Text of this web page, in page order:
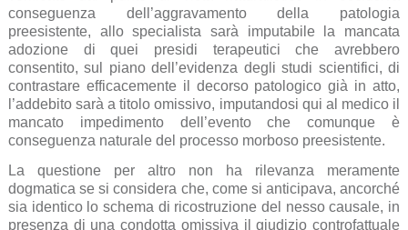
conseguenza dell’aggravamento della patologia
preesistente, allo specialista sarà imputabile la mancata
adozione di quei presidi terapeutici che avrebbero
consentito, sul piano dell’evidenza degli studi scientifici, di
contrastare efficacemente il decorso patologico già in atto,
l’addebito sarà a titolo omissivo, imputandosi qui al medico il
mancato impedimento dell’evento che comunque è
conseguenza naturale del processo morboso preesistente.
La questione per altro non ha rilevanza meramente
dogmatica se si considera che, come si anticipava, ancorché
sia identico lo schema di ricostruzione del nesso causale, in
presenza di una condotta omissiva il giudizio controfattuale